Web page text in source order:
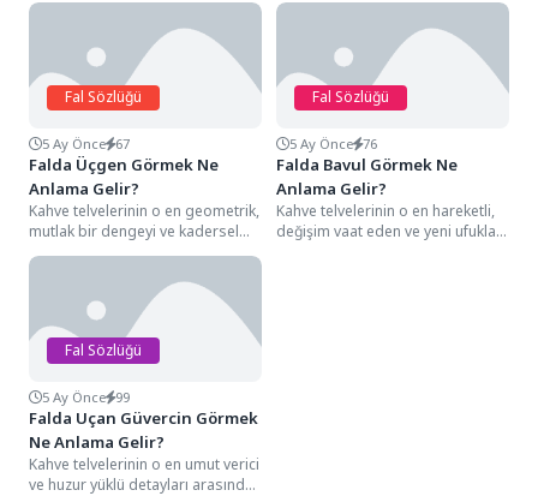
Fal Sözlüğü
5 Ay Önce 67
Falda Üçgen Görmek Ne
Anlama Gelir?
Kahve telvelerinin o en geometrik,
mutlak bir dengeyi ve kadersel
bir yükselişi simgeleyen detayları
Fal Sözlüğü
5 Ay Önce 76
Falda Bavul Görmek Ne
Anlama Gelir?
Kahve telvelerinin o en hareketli,
değişim vaat eden ve yeni ufukları
Fal Sözlüğü
5 Ay Önce 99
Falda Uçan Güvercin Görmek
Ne Anlama Gelir?
Kahve telvelerinin o en umut verici
ve huzur yüklü detayları arasında,